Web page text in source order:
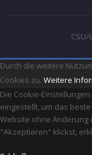
Durch die weitere
Cookies zu. Weitere
Die Cookie-
eingestellt, um das
Website ohne
"Akzeptieren" klickst,